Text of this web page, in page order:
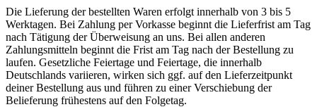
Die Lieferung der bestellten Waren erfolgt innerhalb von 3 bis 5
Werktagen. Bei Zahlung per Vorkasse beginnt die Lieferfrist am Tag
nach Tätigung der Überweisung an uns. Bei allen anderen
Zahlungsmitteln beginnt die Frist am Tag nach der Bestellung zu
laufen. Gesetzliche Feiertage und Feiertage, die innerhalb
Deutschlands variieren, wirken sich ggf. auf den Lieferzeitpunkt
deiner Bestellung aus und führen zu einer Verschiebung der
Belieferung frühestens auf den Folgetag.